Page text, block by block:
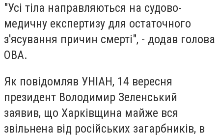
"Усі тіла направляються на судово-
медичну експертизу для остаточного
з'ясування причин смерті", - додав голова
ОВА.
Як повідомляв УНІАН, 14 вересня
президент Володимир Зеленський
заявив, що Харківщина майже вся
звільнена від російських загарбників, в